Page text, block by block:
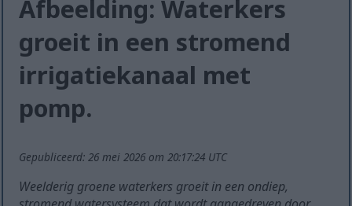
Afbeelding: Waterkers
groeit in een stromend
irrigatiekanaal met
pomp.
Gepubliceerd: 26 mei 2026 om 20:17:24 UTC
Weelderig groene waterkers groeit in een ondiep,